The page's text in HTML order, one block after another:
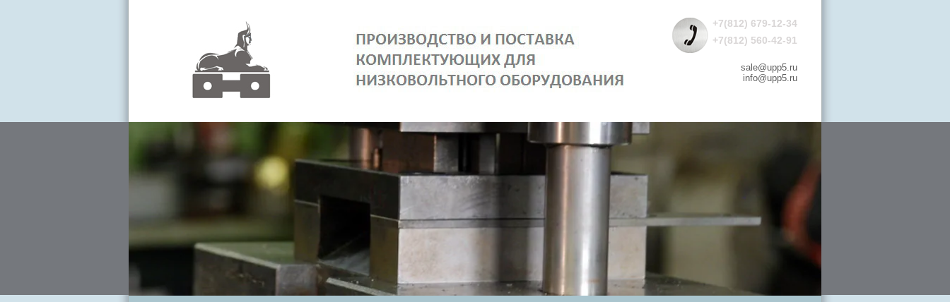
+7(812) 679-12-34
+7(812) 560-42-91
sale@upp5.ru
info@upp5.ru